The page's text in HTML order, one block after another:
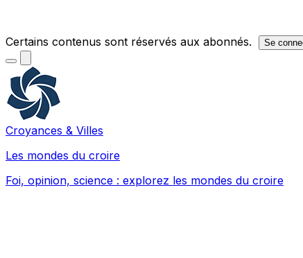
Certains contenus sont réservés aux abonnés. Se
Croyances & Villes
Les mondes du croire
Foi, opinion, science : explorez les mondes du croire